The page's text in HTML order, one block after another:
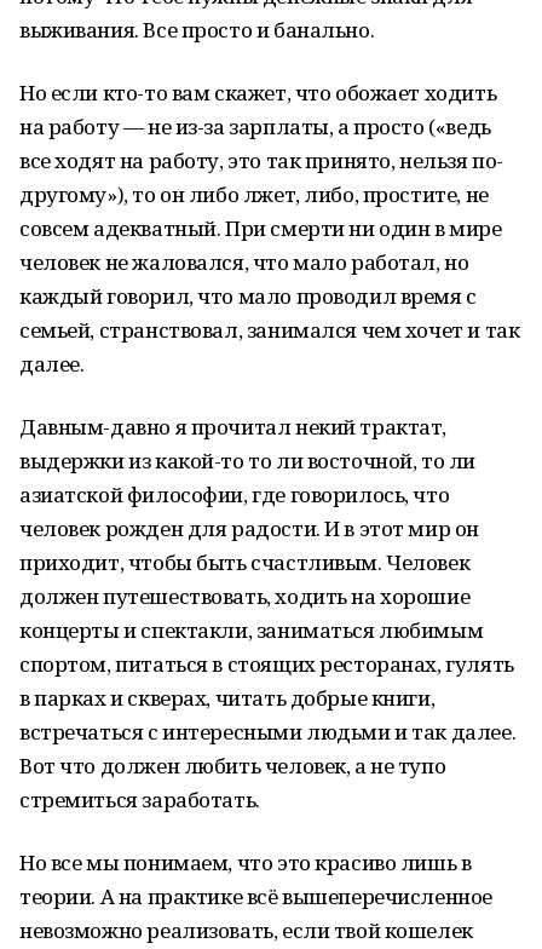
выживания. Все просто и банально.
Но если кто-то вам скажет, что обожает ходить
на работу — не из-за зарплаты, а просто («ведь
все ходят на работу, это так принято, нельзя по-
другому»), то он либо лжет, либо, простите, не
совсем адекватный. При смерти ни один в мире
человек не жаловался, что мало работал, но
каждый говорил, что мало проводил время с
семьей, странствовал, занимался чем хочет и так
далее.
Давным-давно я прочитал некий трактат,
выдержки из какой-то то ли восточной, то ли
азиатской философии, где говорилось, что
человек рожден для радости. И в этот мир он
приходит, чтобы быть счастливым. Человек
должен путешествовать, ходить на хорошие
концерты и спектакли, заниматься любимым
спортом, питаться в стоящих ресторанах, гулять
в парках и скверах, читать добрые книги,
встречаться с интересными людьми и так далее.
Вот что должен любить человек, а не тупо
стремиться заработать.
Но все мы понимаем, что это красиво лишь в
теории. А на практике всё вышеперечисленное
невозможно реализовать, если твой кошелек